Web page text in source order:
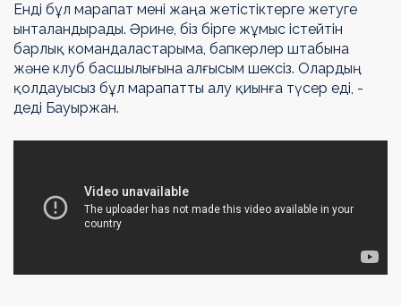
Енді бұл марапат мені жаңа жетістіктерге жетуге
ынталандырады. Әрине, біз бірге жұмыс істейтін
барлық командаластарыма, бапкерлер штабына
және клуб басшылығына алғысым шексіз. Олардың
қолдауысыз бұл марапатты алу қиынға түсер еді, -
деді Бауыржан.